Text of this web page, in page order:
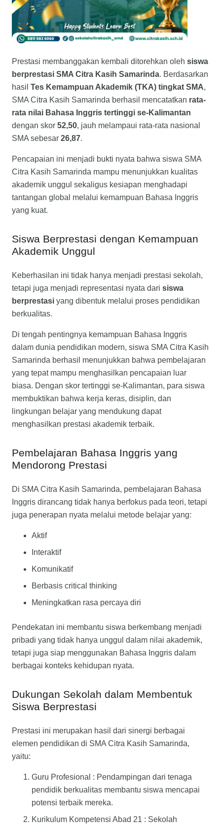
Prestasi membanggakan kembali ditorehkan oleh siswa
berprestasi SMA Citra Kasih Samarinda. Berdasarkan
hasil Tes Kemampuan Akademik (TKA) tingkat SMA,
SMA Citra Kasih Samarinda berhasil mencatatkan rata-
rata nilai Bahasa Inggris tertinggi se-Kalimantan
dengan skor 52,50, jauh melampaui rata-rata nasional
SMA sebesar 26,87.
Pencapaian ini menjadi bukti nyata bahwa siswa SMA
Citra Kasih Samarinda mampu menunjukkan kualitas
akademik unggul sekaligus kesiapan menghadapi
tantangan global melalui kemampuan Bahasa Inggris
yang kuat.
Siswa Berprestasi dengan Kemampuan
Akademik Unggul
Keberhasilan ini tidak hanya menjadi prestasi sekolah,
tetapi juga menjadi representasi nyata dari siswa
berprestasi yang dibentuk melalui proses pendidikan
berkualitas.
Di tengah pentingnya kemampuan Bahasa Inggris
dalam dunia pendidikan modern, siswa SMA Citra Kasih
Samarinda berhasil menunjukkan bahwa pembelajaran
yang tepat mampu menghasilkan pencapaian luar
biasa. Dengan skor tertinggi se-Kalimantan, para siswa
membuktikan bahwa kerja keras, disiplin, dan
lingkungan belajar yang mendukung dapat
menghasilkan prestasi akademik terbaik.
Pembelajaran Bahasa Inggris yang
Mendorong Prestasi
Di SMA Citra Kasih Samarinda, pembelajaran Bahasa
Inggris dirancang tidak hanya berfokus pada teori, tetapi
juga penerapan nyata melalui metode belajar yang:
Aktif
Interaktif
Komunikatif
Berbasis critical thinking
Meningkatkan rasa percaya diri
Pendekatan ini membantu siswa berkembang menjadi
pribadi yang tidak hanya unggul dalam nilai akademik,
tetapi juga siap menggunakan Bahasa Inggris dalam
berbagai konteks kehidupan nyata.
Dukungan Sekolah dalam Membentuk
Siswa Berprestasi
Prestasi ini merupakan hasil dari sinergi berbagai
elemen pendidikan di SMA Citra Kasih Samarinda,
yaitu:
Guru Profesional : Pendampingan dari tenaga
pendidik berkualitas membantu siswa mencapai
potensi terbaik mereka.
Kurikulum Kompetensi Abad 21 : Sekolah